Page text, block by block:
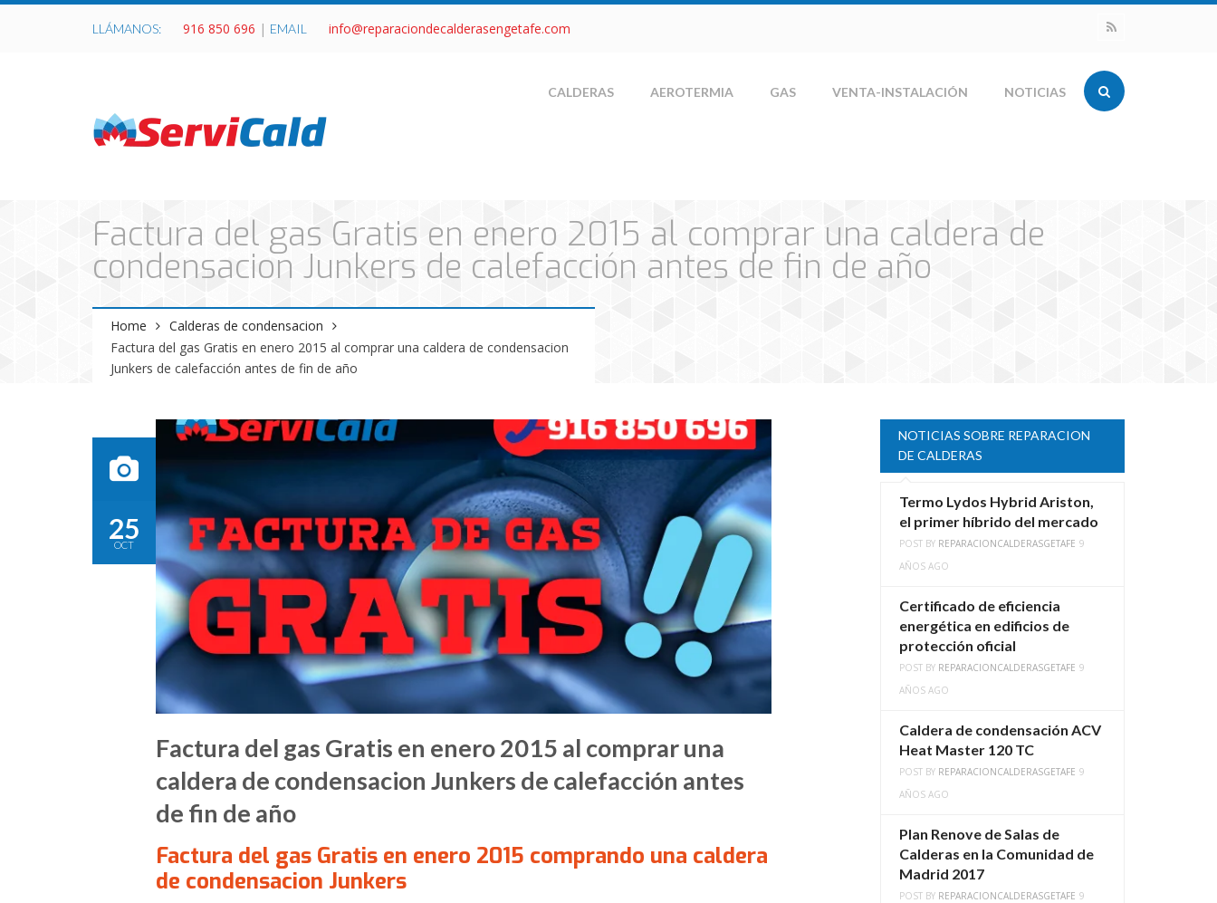
LLÁMANOS: 916 850 696 | EMAIL info@reparaciondecalderasengetafe.com
CALDERAS AEROTERMIA GAS VENTA-INSTALACIÓN NOTICIAS
Factura del gas Gratis en enero 2015 al comprar una caldera de
condensacion Junkers de calefacción antes de fin de año
Home
Calderas de condensacion
Factura del gas Gratis en enero 2015 al comprar una caldera de condensacion
Junkers de calefacción antes de fin de año
25
OCT
Factura del gas Gratis en enero 2015 al comprar una
caldera de condensacion Junkers de calefacción antes
de fin de año
Factura del gas Gratis en enero 2015 comprando una caldera
de condensacion Junkers
NOTICIAS SOBRE REPARACION
DE CALDERAS
Termo Lydos Hybrid Ariston,
el primer híbrido del mercado
POST BY REPARACIONCALDERASGETAFE 9
AÑOS AGO
Certificado de eficiencia
energética en edificios de
protección oficial
POST BY REPARACIONCALDERASGETAFE 9
AÑOS AGO
Caldera de condensación ACV
Heat Master 120 TC
POST BY REPARACIONCALDERASGETAFE 9
AÑOS AGO
Plan Renove de Salas de
Calderas en la Comunidad de
Madrid 2017
POST BY REPARACIONCALDERASGETAFE 9